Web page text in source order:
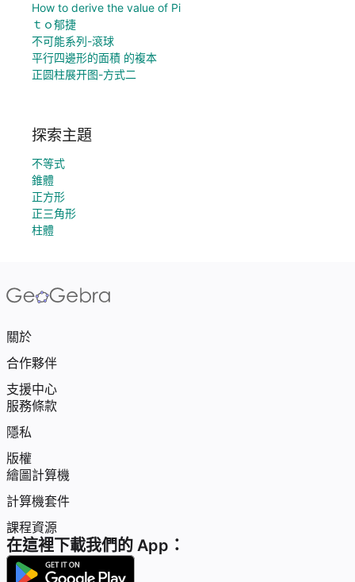
How to derive the value of Pi
ｔｏ郁捷
不可能系列-滾球
平行四邊形的面積 的複本
正圆柱展开图-方式二
探索主題
不等式
錐體
正方形
正三角形
柱體
關於
合作夥伴
支援中心
服務條款
隱私
版權
繪圖計算機
計算機套件
課程資源
在這裡下載我們的 App：